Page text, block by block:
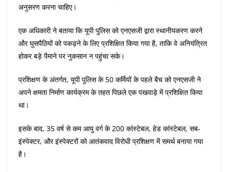
अनुसरण करना चाहिए।
एक अधिकारी ने बताया कि यूपी पुलिस को एनएसजी द्वारा स्थानीयकरण करने
और घुसपैठियों को पकड़ने के लिए प्रशिक्षित किया गया है, ताकि वे अनियंत्रित
होकर बड़े पैमाने पर नुकसान न पहुंचा सके।
प्रशिक्षण के अंतर्गत, यूपी पुलिस के 50 कर्मियों के पहले बैच को एनएसजी ने
अपने क्षमता निर्माण कार्यक्रम के तहत पिछले एक पखवाड़े में प्रशिक्षित किया
था।
इसके बाद, 35 वर्ष से कम आयु वर्ग के 200 कांस्टेबल, हेड कांस्टेबल, सब-
इंस्पेक्टर, और इंस्पेक्टरों को आतंकवाद विरोधी प्रशिक्षण में समर्थ बनाया गया
है।